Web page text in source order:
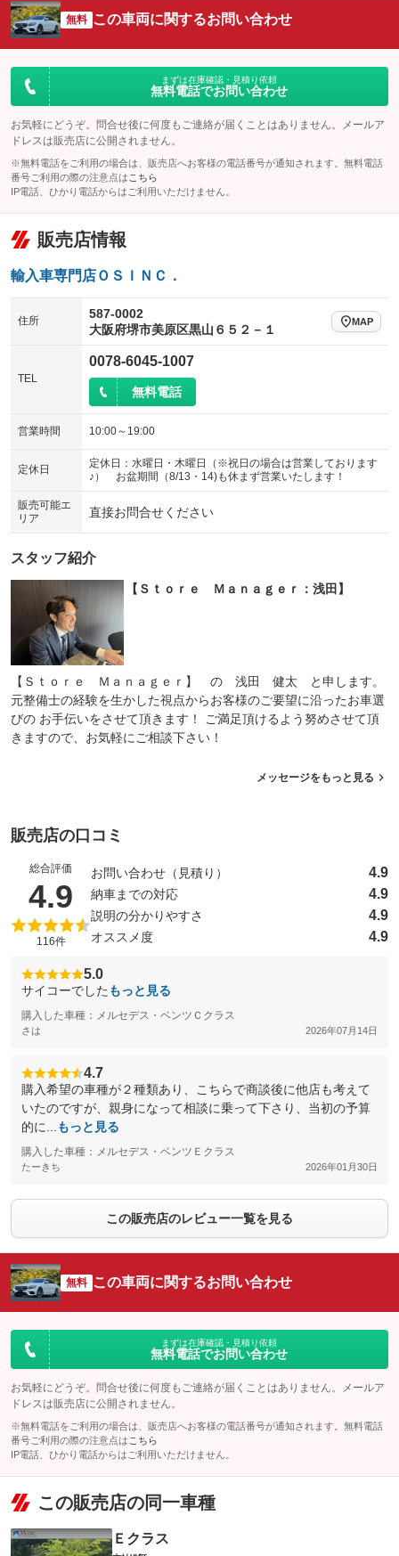
サイドカメラ
：装備あり ルーフレール
：装備なし
：装備なし
：装備なし
無料 この車両に関するお問い合わせ
まずは在庫確認・見積り依頼
無料電話でお問い合わせ
お気軽にどうぞ。問合せ後に何度もご連絡が届くことはありません。メールア
ドレスは販売店に公開されません。
※無料電話をご利用の場合は、販売店へお客様の電話番号が通知されます。無料電話
番号ご利用の際の注意点は こちら
IP電話、ひかり電話からはご利用いただけません。
販売店情報
輸入車専門店ＯＳＩＮＣ．
住所
587-0002
大阪府堺市美原区黒山６５２－１
MAP
TEL
0078-6045-1007
無料電話
営業時間 10:00～19:00
定休日
定休日：水曜日・木曜日（※祝日の場合は営業しております
♪） お盆期間（8/13・14)も休まず営業いたします！
販売可能エ
リア
直接お問合せください
スタッフ紹介
【Ｓｔｏｒｅ Ｍａｎａｇｅｒ：浅田】
【Ｓｔｏｒｅ Ｍａｎａｇｅｒ】 の 浅田 健太 と申します。
元整備士の経験を生かした視点からお客様のご要望に沿ったお車選
びの お手伝いをさせて頂きます！ ご満足頂けるよう努めさせて頂
きますので、お気軽にご相談下さい！
メッセージをもっと見る
販売店の口コミ
総合評価
4.9 （5点満点中）
116件
お問い合わせ（見積り） 4.9
納車までの対応 4.9
説明の分かりやすさ 4.9
オススメ度 4.9
5.0
サイコーでした もっと見る
購入した車種：メルセデス・ベンツＣクラス
さは 2026年07月14日
4.7
購入希望の車種が２種類あり、こちらで商談後に他店も考えて
いたのですが、親身になって相談に乗って下さり、当初の予算
的に...
もっと見る
購入した車種：メルセデス・ベンツＥクラス
たーきち 2026年01月30日
この販売店のレビュー一覧を見る
無料 この車両に関するお問い合わせ
まずは在庫確認・見積り依頼
無料電話でお問い合わせ
お気軽にどうぞ。問合せ後に何度もご連絡が届くことはありません。メールア
ドレスは販売店に公開されません。
※無料電話をご利用の場合は、販売店へお客様の電話番号が通知されます。無料電話
番号ご利用の際の注意点は こちら
IP電話、ひかり電話からはご利用いただけません。
この販売店の同一車種
Ｅクラス